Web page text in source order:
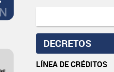
DECRETOS
LÍNEA DE CRÉDITOS